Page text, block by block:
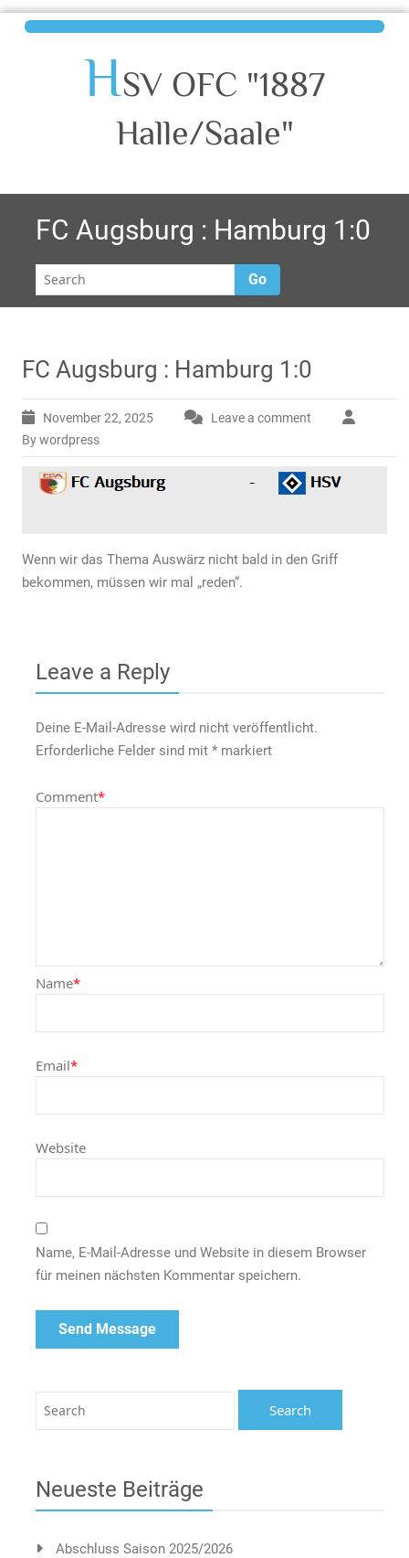
HSV OFC "1887
Halle/Saale"
FC Augsburg : Hamburg 1:0
Go
FC Augsburg : Hamburg 1:0
November 22, 2025
Leave a comment
By wordpress
Wenn wir das Thema Auswärz nicht bald in den Griff
bekommen, müssen wir mal „reden“.
Leave a Reply
Deine E-Mail-Adresse wird nicht veröffentlicht.
Erforderliche Felder sind mit * markiert
Comment*
Name*
Email*
Website
Name, E-Mail-Adresse und Website in diesem Browser
für meinen nächsten Kommentar speichern.
Neueste Beiträge
Abschluss Saison 2025/2026